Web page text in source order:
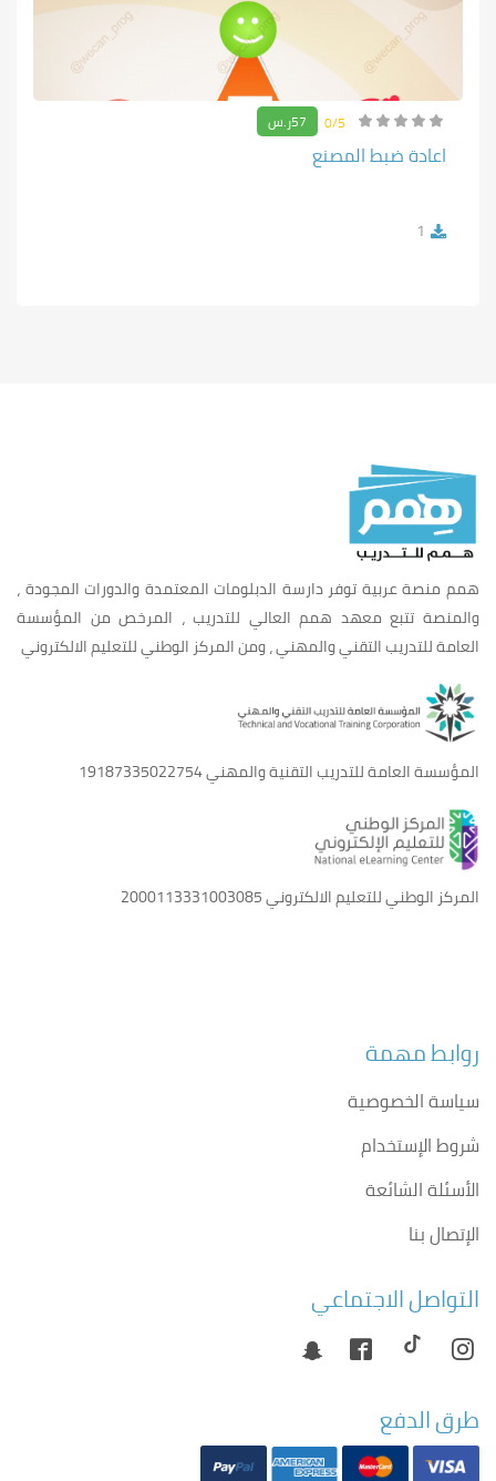
0/5 57ر.س
اعادة ضبط المصنع
1
همم منصة عربية توفر دارسة الدبلومات المعتمدة والدورات المجودة ،
والمنصة تتبع معهد همم العالي للتدريب ، المرخص من المؤسسة
العامة للتدريب التقني والمهني ، ومن المركز الوطني للتعليم الالكتروني
المؤسسة العامة للتدريب التقنية والمهني19187335022754
المركز الوطني للتعليم الالكتروني2000113331003085
روابط مهمة
سياسة الخصوصية
شروط الإستخدام
الأسئلة الشائعة
الإتصال بنا
التواصل الاجتماعي
طرق الدفع